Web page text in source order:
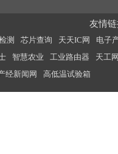
友情
测 芯片查询 天天IC网
电子
智慧农业 工业路由器
天工
经新闻网 高低温试验箱